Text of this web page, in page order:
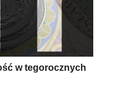
w tegorocznych